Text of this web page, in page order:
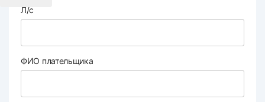
Л/с
ФИО плательщика